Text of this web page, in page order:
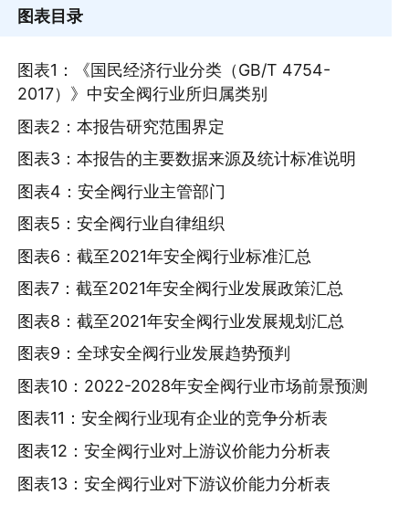
图表目录
图表1：《国民经济行业分类（GB/T 4754-
2017）》中安全阀行业所归属类别
图表2：本报告研究范围界定
图表3：本报告的主要数据来源及统计标准说明
图表4：安全阀行业主管部门
图表5：安全阀行业自律组织
图表6：截至2021年安全阀行业标准汇总
图表7：截至2021年安全阀行业发展政策汇总
图表8：截至2021年安全阀行业发展规划汇总
图表9：全球安全阀行业发展趋势预判
图表10：2022-2028年安全阀行业市场前景预测
图表11：安全阀行业现有企业的竞争分析表
图表12：安全阀行业对上游议价能力分析表
图表13：安全阀行业对下游议价能力分析表